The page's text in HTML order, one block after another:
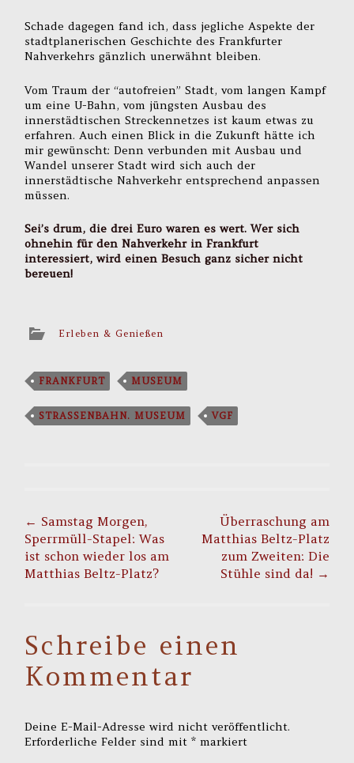
Schade dagegen fand ich, dass jegliche Aspekte der
stadtplanerischen Geschichte des Frankfurter
Nahverkehrs gänzlich unerwähnt bleiben.
Vom Traum der “autofreien” Stadt, vom langen Kampf
um eine U-Bahn, vom jüngsten Ausbau des
innerstädtischen Streckennetzes ist kaum etwas zu
erfahren. Auch einen Blick in die Zukunft hätte ich
mir gewünscht: Denn verbunden mit Ausbau und
Wandel unserer Stadt wird sich auch der
innerstädtische Nahverkehr entsprechend anpassen
müssen.
Sei’s drum, die drei Euro waren es wert. Wer sich
ohnehin für den Nahverkehr in Frankfurt
interessiert, wird einen Besuch ganz sicher nicht
bereuen!
Erleben & Genießen
FRANKFURT MUSEUM
STRASSENBAHN. MUSEUM VGF
navigation
← Samstag Morgen,
Sperrmüll-Stapel: Was
ist schon wieder los am
Matthias Beltz-Platz?
Überraschung am
Matthias Beltz-Platz
zum Zweiten: Die
Stühle sind da! →
Schreibe einen
Kommentar
Deine E-Mail-Adresse wird nicht veröffentlicht.
Erforderliche Felder sind mit* markiert